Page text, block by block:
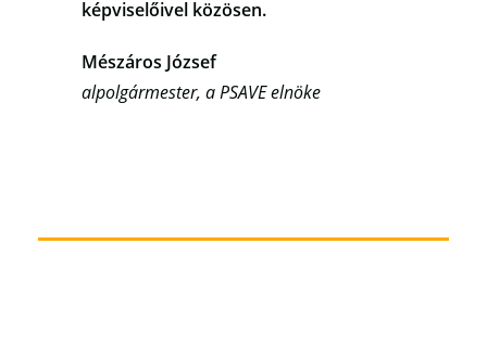
képviselőivel közösen.
Mészáros József
alpolgármester, a PSAVE elnöke